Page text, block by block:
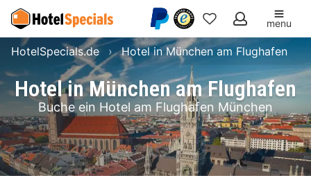
Meine
Favoriten
menu
Hotel in München am Flughafen
Buche ein Hotel am Flughafen München
HotelSpecials.de Hotel in München am Flughafen